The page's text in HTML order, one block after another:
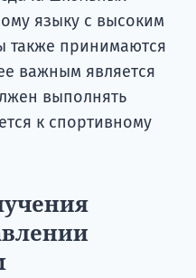
языку с высоким
также принимаются
важным является
выполнять
к спортивному